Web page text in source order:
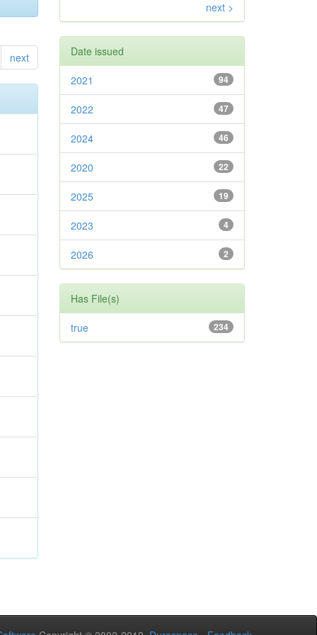
next
next >
Date issued
94
2021
47
2022
46
2024
22
2020
19
2025
4
2023
2
2026
Has File(s)
234
true